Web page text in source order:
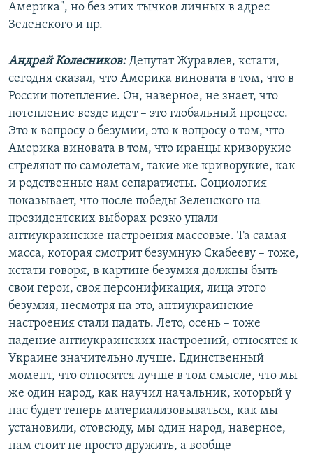
Америка", но без этих тычков личных в адрес
Зеленского и пр.
Андрей Колесников:Депутат Журавлев, кстати,
сегодня сказал, что Америка виновата в том, что в
России потепление. Он, наверное, не знает, что
потепление везде идет – это глобальный процесс.
Это к вопросу о безумии, это к вопросу о том, что
Америка виновата в том, что иранцы криворукие
стреляют по самолетам, такие же криворукие, как
и родственные нам сепаратисты. Социология
показывает, что после победы Зеленского на
президентских выборах резко упали
антиукраинские настроения массовые. Та самая
масса, которая смотрит безумную Скабееву – тоже,
кстати говоря, в картине безумия должны быть
свои герои, своя персонификация, лица этого
безумия, несмотря на это, антиукраинские
настроения стали падать. Лето, осень – тоже
падение антиукраинских настроений, относятся к
Украине значительно лучше. Единственный
момент, что относятся лучше в том смысле, что мы
же один народ, как научил начальник, который у
нас будет теперь материализовываться, как мы
установили, отовсюду, мы один народ, наверное,
нам стоит не просто дружить, а вообще